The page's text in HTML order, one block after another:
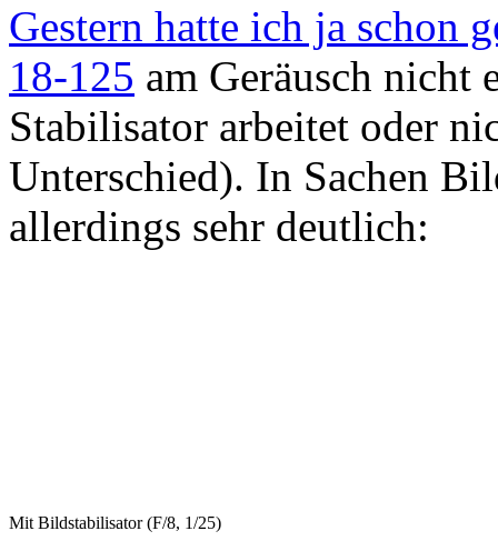
Gestern hatte ich ja schon
18-125 am Geräusch nicht
Stabilisator arbeitet oder
Unterschied). In Sachen
allerdings sehr deutlich: